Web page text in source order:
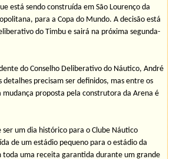
está sendo construída em São Lourenço da
para a Copa do Mundo. A decisão está
do Timbu e sairá na próxima segunda-
do Conselho Deliberativo do Náutico, André
detalhes precisam ser definidos, mas entre os
proposta pela construtora da Arena é
ser um dia histórico para o Clube Náutico
de um estádio pequeno para o estádio da
toda uma receita garantida durante um grande